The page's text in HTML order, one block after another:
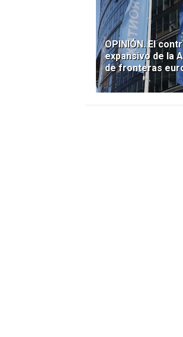
OPINIÓN. El
expansivo de la
de fronteras